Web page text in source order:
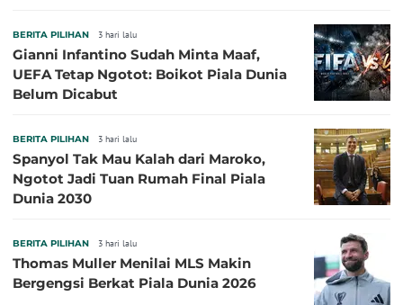
BERITA PILIHAN 3 hari lalu
Gianni Infantino Sudah Minta Maaf,
UEFA Tetap Ngotot: Boikot Piala Dunia
Belum Dicabut
BERITA PILIHAN 3 hari lalu
Spanyol Tak Mau Kalah dari Maroko,
Ngotot Jadi Tuan Rumah Final Piala
Dunia 2030
BERITA PILIHAN 3 hari lalu
Thomas Muller Menilai MLS Makin
Bergengsi Berkat Piala Dunia 2026